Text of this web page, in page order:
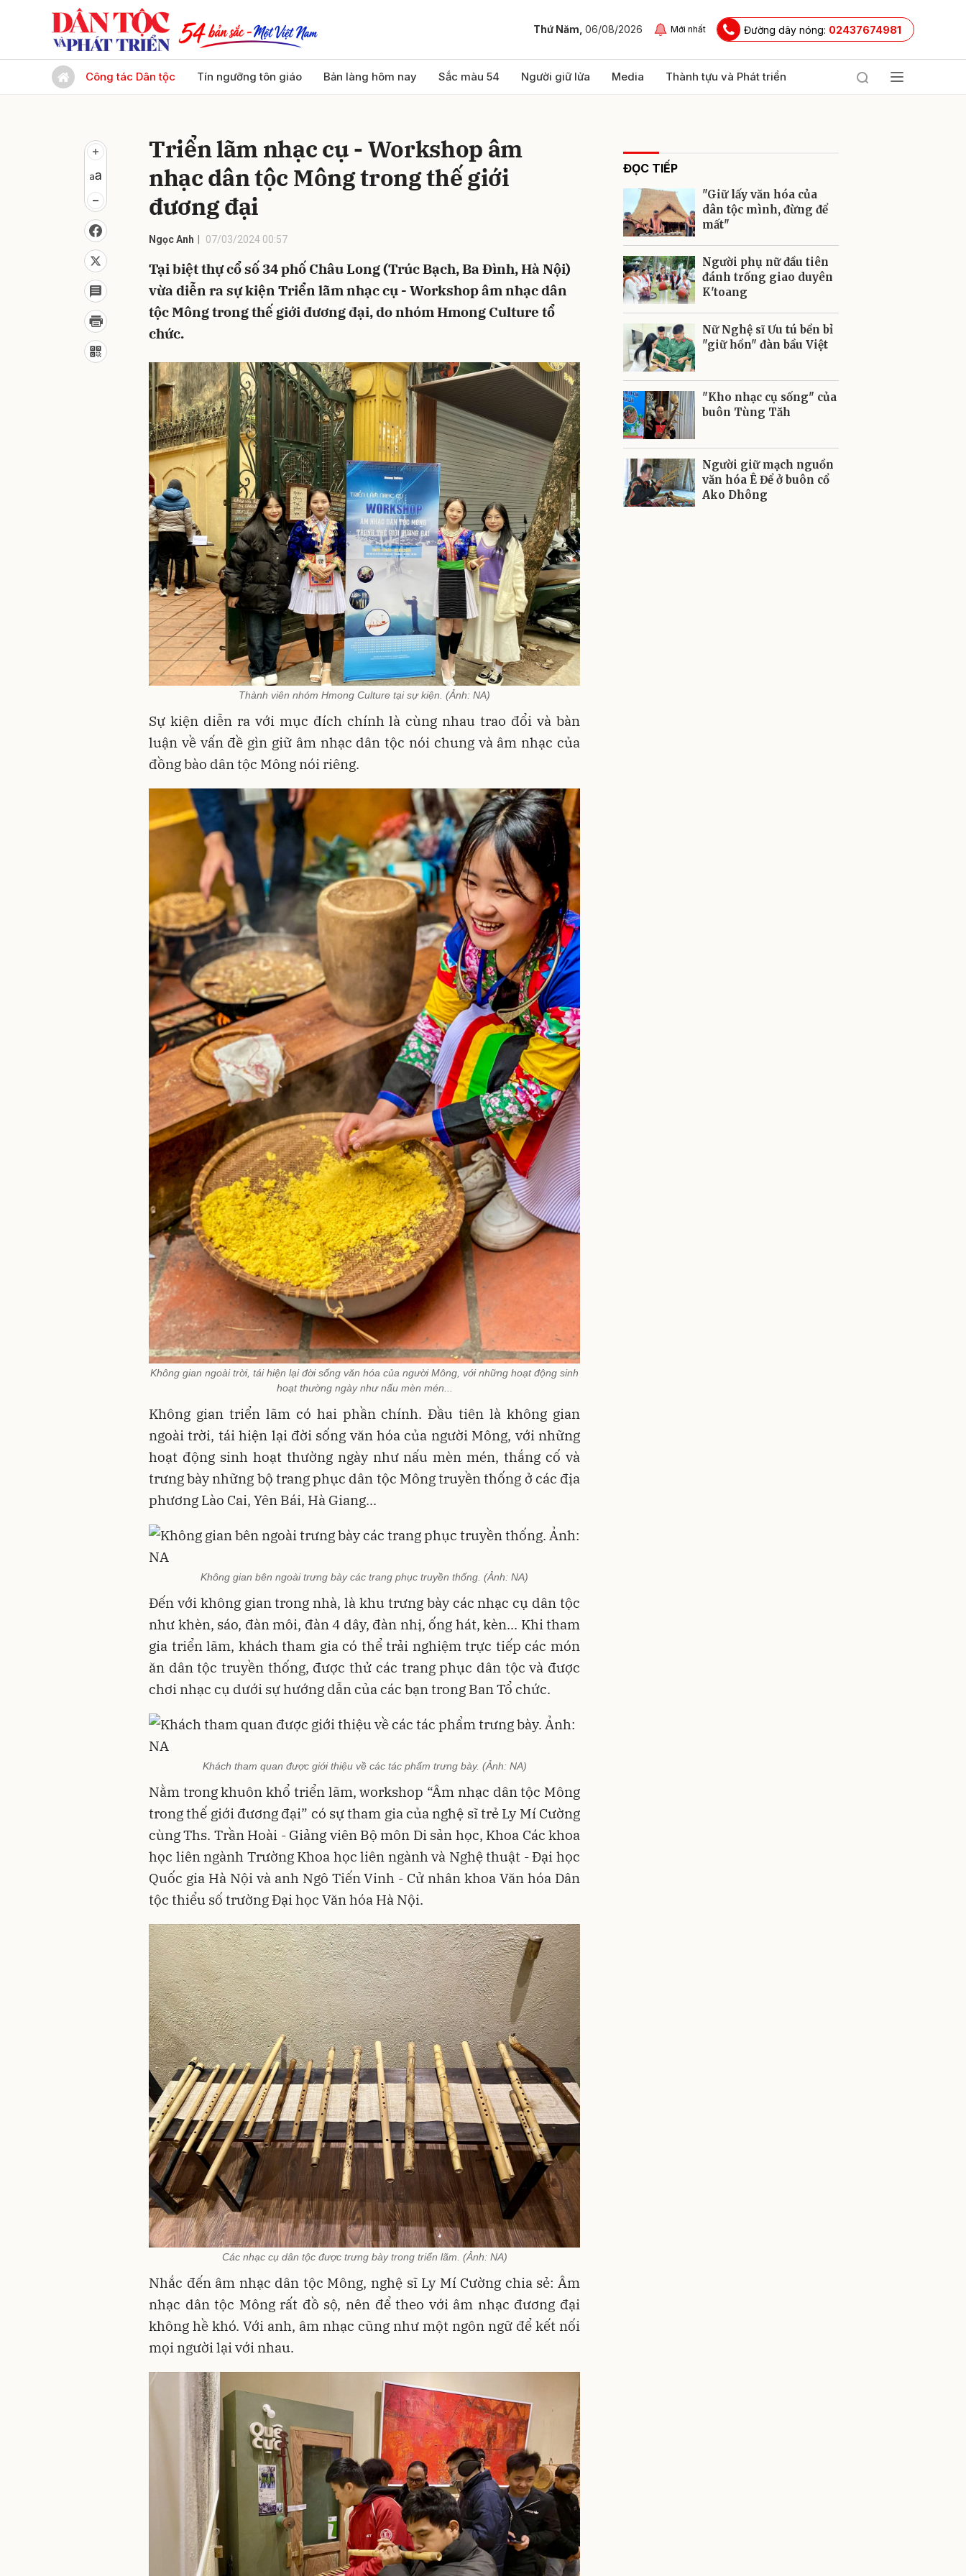
Thứ Năm, 06/08/2026 Mới nhất Đường dây nóng: 02437674981
Công tác Dân tộc Tín ngưỡng tôn giáo Bản làng hôm nay Sắc màu 54 Người giữ lửa Media Thành tựu và Phát triển
Triển lãm nhạc cụ - Workshop âm
nhạc dân tộc Mông trong thế giới
đương đại
Ngọc Anh 07/03/2024 00:57
Tại biệt thự cổ số 34 phố Châu Long (Trúc Bạch, Ba Đình, Hà Nội)
vừa diễn ra sự kiện Triển lãm nhạc cụ - Workshop âm nhạc dân
tộc Mông trong thế giới đương đại, do nhóm Hmong Culture tổ
chức.
Thành viên nhóm Hmong Culture tại sự kiện. (Ảnh: NA)
Sự kiện diễn ra với mục đích chính là cùng nhau trao đổi và bàn
luận về vấn đề gìn giữ âm nhạc dân tộc nói chung và âm nhạc của
đồng bào dân tộc Mông nói riêng.
Không gian ngoài trời, tái hiện lại đời sống văn hóa của người Mông, với những hoạt động sinh
hoạt thường ngày như nấu mèn mén...
Không gian triển lãm có hai phần chính. Đầu tiên là không gian
ngoài trời, tái hiện lại đời sống văn hóa của người Mông, với những
hoạt động sinh hoạt thường ngày như nấu mèn mén, thắng cố và
trưng bày những bộ trang phục dân tộc Mông truyền thống ở các địa
phương Lào Cai, Yên Bái, Hà Giang...
Không gian bên ngoài trưng bày các trang phục truyền thống. (Ảnh: NA)
Đến với không gian trong nhà, là khu trưng bày các nhạc cụ dân tộc
như khèn, sáo, đàn môi, đàn 4 dây, đàn nhị, ống hát, kèn... Khi tham
gia triển lãm, khách tham gia có thể trải nghiệm trực tiếp các món
ăn dân tộc truyền thống, được thử các trang phục dân tộc và được
chơi nhạc cụ dưới sự hướng dẫn của các bạn trong Ban Tổ chức.
Khách tham quan được giới thiệu về các tác phẩm trưng bày. (Ảnh: NA)
Nằm trong khuôn khổ triển lãm, workshop “Âm nhạc dân tộc Mông
trong thế giới đương đại” có sự tham gia của nghệ sĩ trẻ Ly Mí Cường
cùng Ths. Trần Hoài - Giảng viên Bộ môn Di sản học, Khoa Các khoa
học liên ngành Trường Khoa học liên ngành và Nghệ thuật - Đại học
Quốc gia Hà Nội và anh Ngô Tiến Vinh - Cử nhân khoa Văn hóa Dân
tộc thiểu số trường Đại học Văn hóa Hà Nội.
Các nhạc cụ dân tộc được trưng bày trong triển lãm. (Ảnh: NA)
Nhắc đến âm nhạc dân tộc Mông, nghệ sĩ Ly Mí Cường chia sẻ: Âm
nhạc dân tộc Mông rất đồ sộ, nên để theo với âm nhạc đương đại
không hề khó. Với anh, âm nhạc cũng như một ngôn ngữ để kết nối
mọi người lại với nhau.
ĐỌC TIẾP
"Giữ lấy văn hóa của
dân tộc mình, đừng để
mất"
Người phụ nữ đầu tiên
đánh trống giao duyên
K'toang
Nữ Nghệ sĩ Ưu tú bền bỉ
"giữ hồn" đàn bầu Việt
"Kho nhạc cụ sống" của
buôn Tùng Tăh
Người giữ mạch nguồn
văn hóa Ê Để ở buôn cổ
Ako Dhông
Gửi bình luận
Gửi